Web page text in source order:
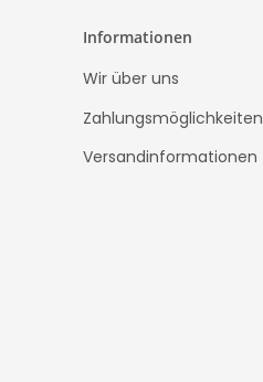
Informationen
Wir über uns
Zahlungsmöglichkeiten
Versandinformationen